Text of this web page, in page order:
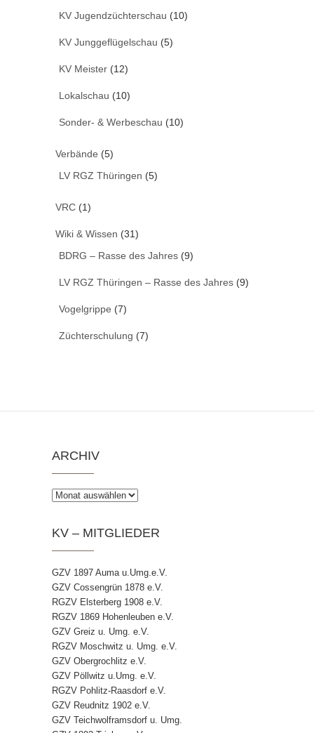
KV Jugendzüchterschau (10)
KV Junggeflügelschau (5)
KV Meister (12)
Lokalschau (10)
Sonder- & Werbeschau (10)
Verbände (5)
LV RGZ Thüringen (5)
VRC (1)
Wiki & Wissen (31)
BDRG – Rasse des Jahres (9)
LV RGZ Thüringen – Rasse des Jahres (9)
Vogelgrippe (7)
Züchterschulung (7)
ARCHIV
Archiv
KV – MITGLIEDER
GZV 1897 Auma u.Umg.e.V.
GZV Cossengrün 1878 e.V.
RGZV Elsterberg 1908 e.V.
RGZV 1869 Hohenleuben e.V.
GZV Greiz u. Umg. e.V.
RGZV Moschwitz u. Umg. e.V.
GZV Obergrochlitz e.V.
GZV Pöllwitz u.Umg. e.V.
RGZV Pohlitz-Raasdorf e.V.
GZV Reudnitz 1902 e.V.
GZV Teichwolframsdorf u. Umg.